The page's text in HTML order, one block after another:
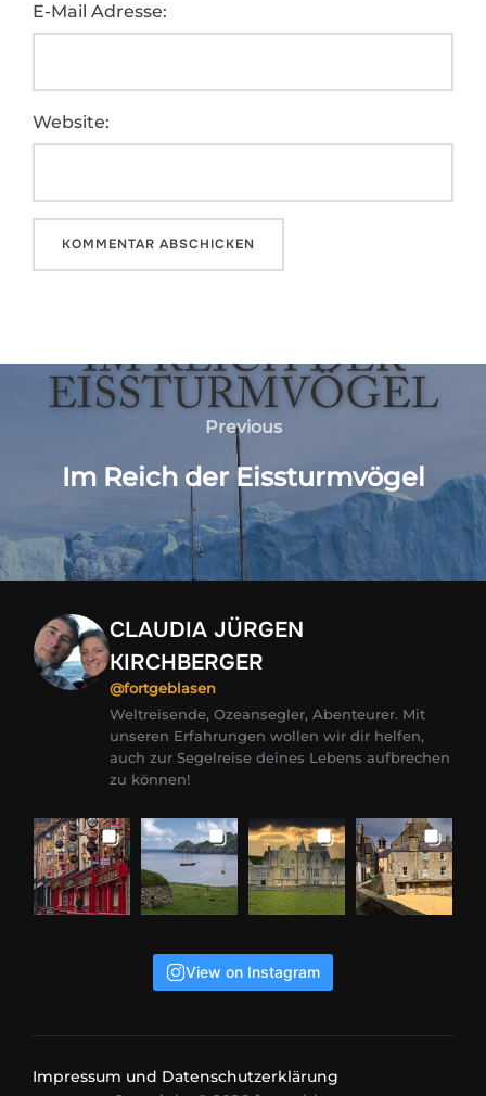
E-Mail Adresse:
Website:
Beitragsnavigation
Previous
Previous
Im Reich der Eissturmvögel
CLAUDIA JÜRGEN
KIRCHBERGER
@fortgeblasen
Weltreisende, Ozeansegler, Abenteurer. Mit
unseren Erfahrungen wollen wir dir helfen,
auch zur Segelreise deines Lebens aufbrechen
zu können!
View on Instagram
Impressum und Datenschutzerklärung